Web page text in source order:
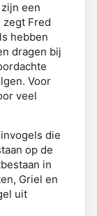
een
zegt Fred
hebben
dragen bij
Voor
veel
die
op de
in
Griel en
uit